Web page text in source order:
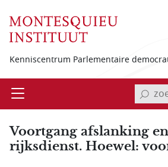
Kenniscentrum Parlementaire
Open
Voortgang afslanking
rijksdienst. Hoewel: